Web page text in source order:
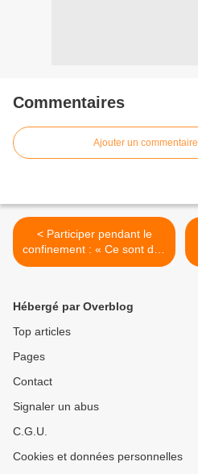
Commentaires
Ajouter un commentaire
< Participer pendant le
confinement : « Ce sont des
expériences inédites ! »
Hébergé par Overblog
Top articles
Pages
Contact
Signaler un abus
C.G.U.
Cookies et données personnelles